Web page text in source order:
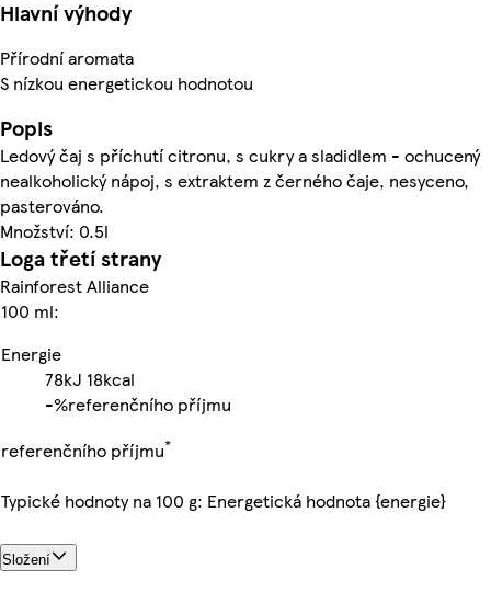
Hlavní výhody
Přírodní aromata
S nízkou energetickou hodnotou
Popis
Ledový čaj s příchutí citronu, s cukry a sladidlem - ochucený
nealkoholický nápoj, s extraktem z černého čaje, nesyceno,
pasterováno.
Množství: 0.5l
Loga třetí strany
Rainforest Alliance
100 ml:
Energie
78kJ 18kcal
-%referenčního příjmu
referenčního příjmu*
Typické hodnoty na 100 g: Energetická hodnota {energie}
Složení